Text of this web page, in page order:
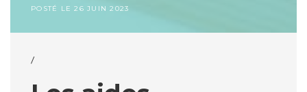
POSTÉ LE26 JUIN 2023
/